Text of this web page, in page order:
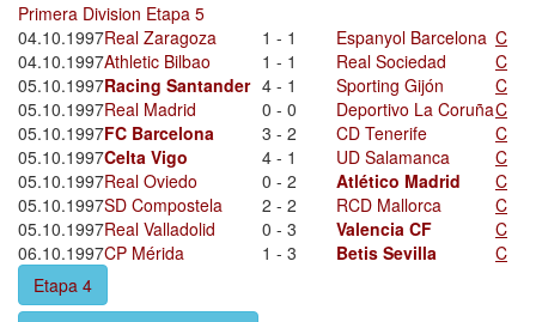
Primera Division Etapa 5
04.10.1997Real Zaragoza 1 - 1 Espanyol Barcelona C
04.10.1997Athletic Bilbao 1 - 1 Real Sociedad
C
05.10.1997Racing Santander 4 - 1 Sporting Gijón
C
05.10.1997Real Madrid 0 - 0 Deportivo La CoruñaC
05.10.1997FC Barcelona 3 - 2 CD Tenerife
C
05.10.1997Celta Vigo 4 - 1 UD Salamanca
C
05.10.1997Real Oviedo 0 - 2 Atlético Madrid
C
05.10.1997SD Compostela 2 - 2 RCD Mallorca
C
05.10.1997Real Valladolid 0 - 3 Valencia CF
C
06.10.1997CP Mérida 1 - 3 Betis Sevilla
C
Etapa 4